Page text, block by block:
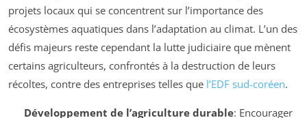
projets locaux qui se concentrent sur l’importance des
écosystèmes aquatiques dans l’adaptation au climat. L’un des
défis majeurs reste cependant la lutte judiciaire que mènent
certains agriculteurs, confrontés à la destruction de leurs
récoltes, contre des entreprises telles que l’EDF sud-coréen.
Développement de l’agriculture durable: Encourager